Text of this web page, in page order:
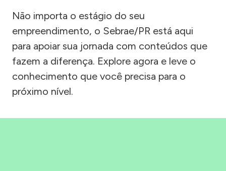
Não importa o estágio do seu
empreendimento, o Sebrae/PR está aqui
para apoiar sua jornada com conteúdos que
fazem a diferença. Explore agora e leve o
conhecimento que você precisa para o
próximo nível.